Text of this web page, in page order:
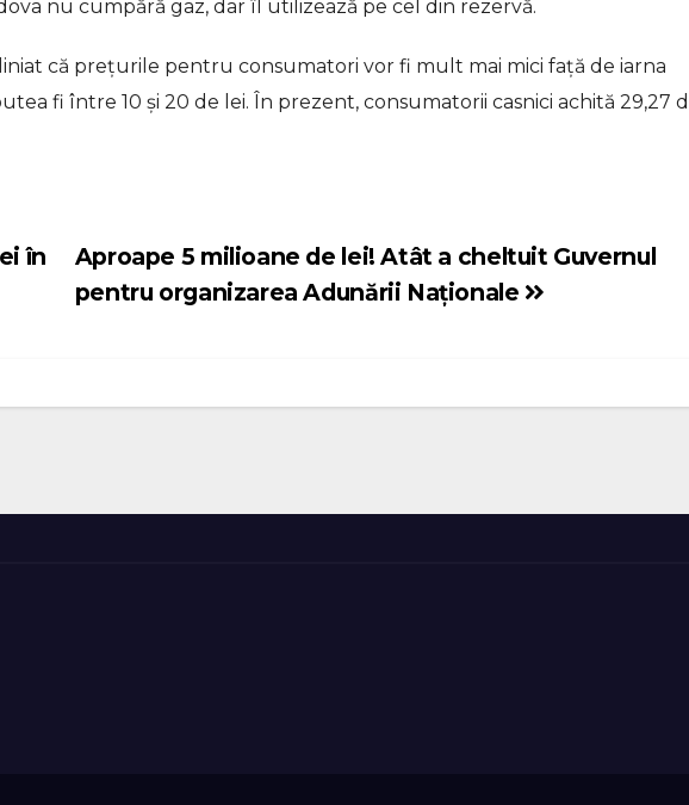
nu cumpără gaz, dar îl utilizează pe cel din rezervă.
că prețurile pentru consumatori vor fi mult mai mici față de iarna
fi între 10 și 20 de lei. În prezent, consumatorii casnici achită 29,27
Aproape 5 milioane de lei! Atât a cheltuit Guvernul
pentru organizarea Adunării Naționale
în